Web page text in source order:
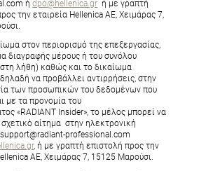
ήdpo@hellenica.gr ή με γραπτή
την εταιρεία Hellenica AE, Χειμάρας 7,
στον περιορισμό της επεξεργασίας,
διαγραφής μέρους ή του συνόλου
λήθη) καθώς και το δικαίωμα
δηλαδή να προβάλλει αντιρρήσεις, στην
των προσωπικών του δεδομένων που
με τα προνομία του
«RADIANT Insider», το μέλος μπορεί να
αίτημα στην ηλεκτρονική
professional.com
, ή με γραπτή επιστολή προς την
AE, Χειμάρας 7, 15125 Μαρούσι.